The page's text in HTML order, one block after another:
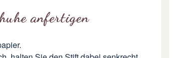
anfertigen